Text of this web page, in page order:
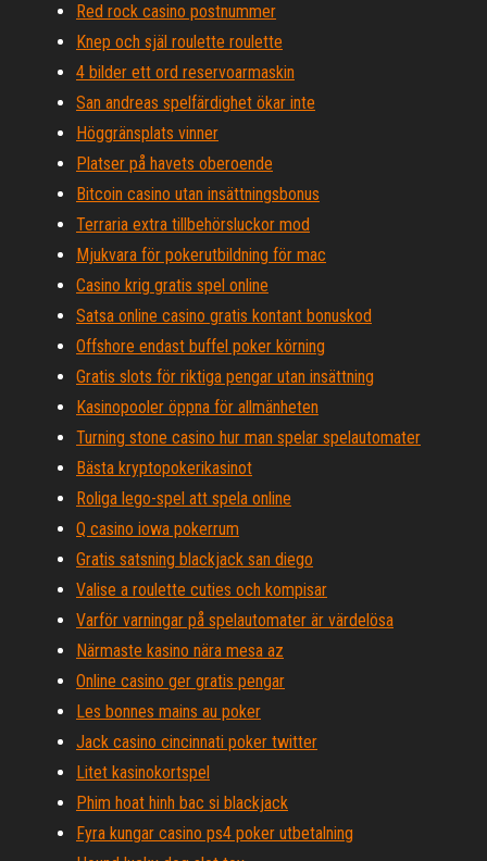
Red rock casino postnummer
Knep och själ roulette roulette
4 bilder ett ord reservoarmaskin
San andreas spelfärdighet ökar inte
Höggränsplats vinner
Platser på havets oberoende
Bitcoin casino utan insättningsbonus
Terraria extra tillbehörsluckor mod
Mjukvara för pokerutbildning för mac
Casino krig gratis spel online
Satsa online casino gratis kontant bonuskod
Offshore endast buffel poker körning
Gratis slots för riktiga pengar utan insättning
Kasinopooler öppna för allmänheten
Turning stone casino hur man spelar spelautomater
Bästa kryptopokerikasinot
Roliga lego-spel att spela online
Q casino iowa pokerrum
Gratis satsning blackjack san diego
Valise a roulette cuties och kompisar
Varför varningar på spelautomater är värdelösa
Närmaste kasino nära mesa az
Online casino ger gratis pengar
Les bonnes mains au poker
Jack casino cincinnati poker twitter
Litet kasinokortspel
Phim hoat hinh bac si blackjack
Fyra kungar casino ps4 poker utbetalning